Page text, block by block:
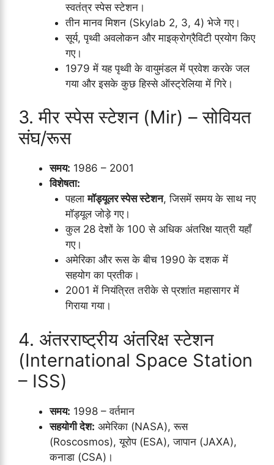
स्वतंत्र स्पेस स्टेशन।
तीन मानव मिशन (Skylab 2, 3, 4) भेजे गए।
सूर्य, पृथ्वी अवलोकन और माइक्रोग्रैविटी प्रयोग किए
गए।
1979 में यह पृथ्वी के वायुमंडल में प्रवेश करके जल
गया और इसके कुछ हिस्से ऑस्ट्रेलिया में गिरे।
3. मीर स्पेस स्टेशन (Mir) – सोवियत
संघ/रूस
समय: 1986 – 2001
विशेषता:
पहलामॉड्यूलर स्पेस स्टेशन, जिसमें समय के साथ नए
मॉड्यूल जोड़े गए।
कुल 28 देशों के 100 से अधिक अंतरिक्ष यात्री यहाँ
गए।
अमेरिका और रूस के बीच 1990 के दशक में
सहयोग का प्रतीक।
2001 में नियंत्रित तरीके से प्रशांत महासागर में
गिराया गया।
4. अंतरराष्ट्रीय अंतरिक्ष स्टेशन
(International Space Station
– ISS)
समय: 1998 – वर्तमान
सहयोगी देश: अमेरिका (NASA), रूस
(Roscosmos), यूरोप (ESA), जापान (JAXA),
कनाडा (CSA)।